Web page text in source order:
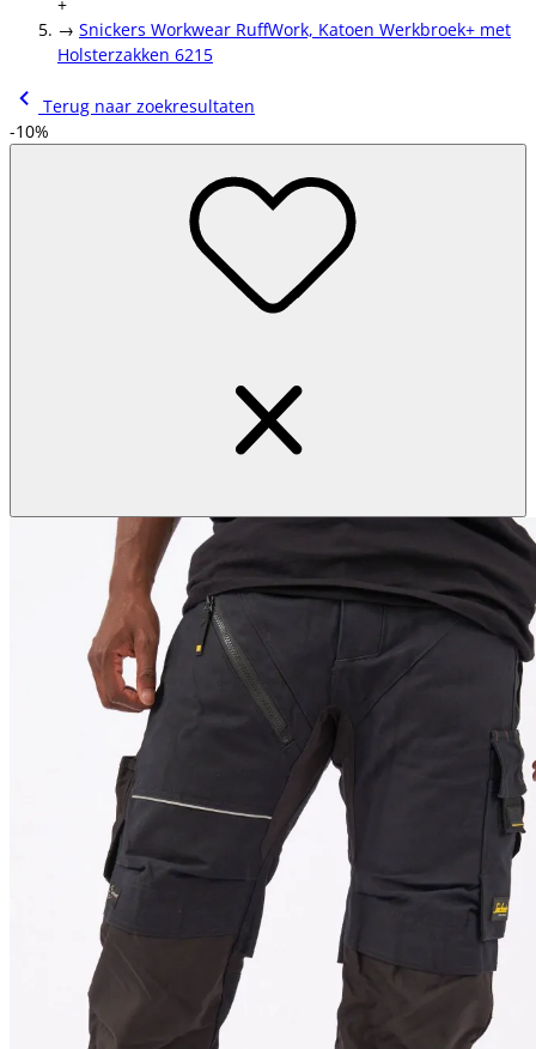
→ Snickers Workwear RuffWork, Katoen Werkbroek+ met
Holsterzakken 6215
Terug naar zoekresultaten
-10%